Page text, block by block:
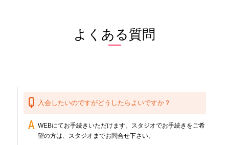
よくある質問
入会したいのですがどうしたらよいですか？
WEBにてお手続きいただけます。スタジオでお手続きをご希
望の方は、スタジオまでお問合せ下さい。